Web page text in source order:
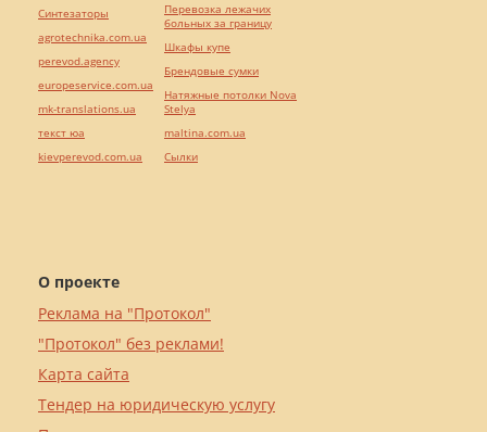
О проекте
Реклама на "Протокол"
"Протокол" без реклами!
Карта сайта
Тендер на юридическую услугу
Синтезаторы
agrotechnika.com.ua
perevod.agency
europeservice.com.ua
mk-translations.ua
текст юа
kievperevod.com.ua
Перевозка лежачих
больных за границу
Шкафы купе
Брендовые сумки
Натяжные потолки Nova
Stelya
maltina.com.ua
Cылки